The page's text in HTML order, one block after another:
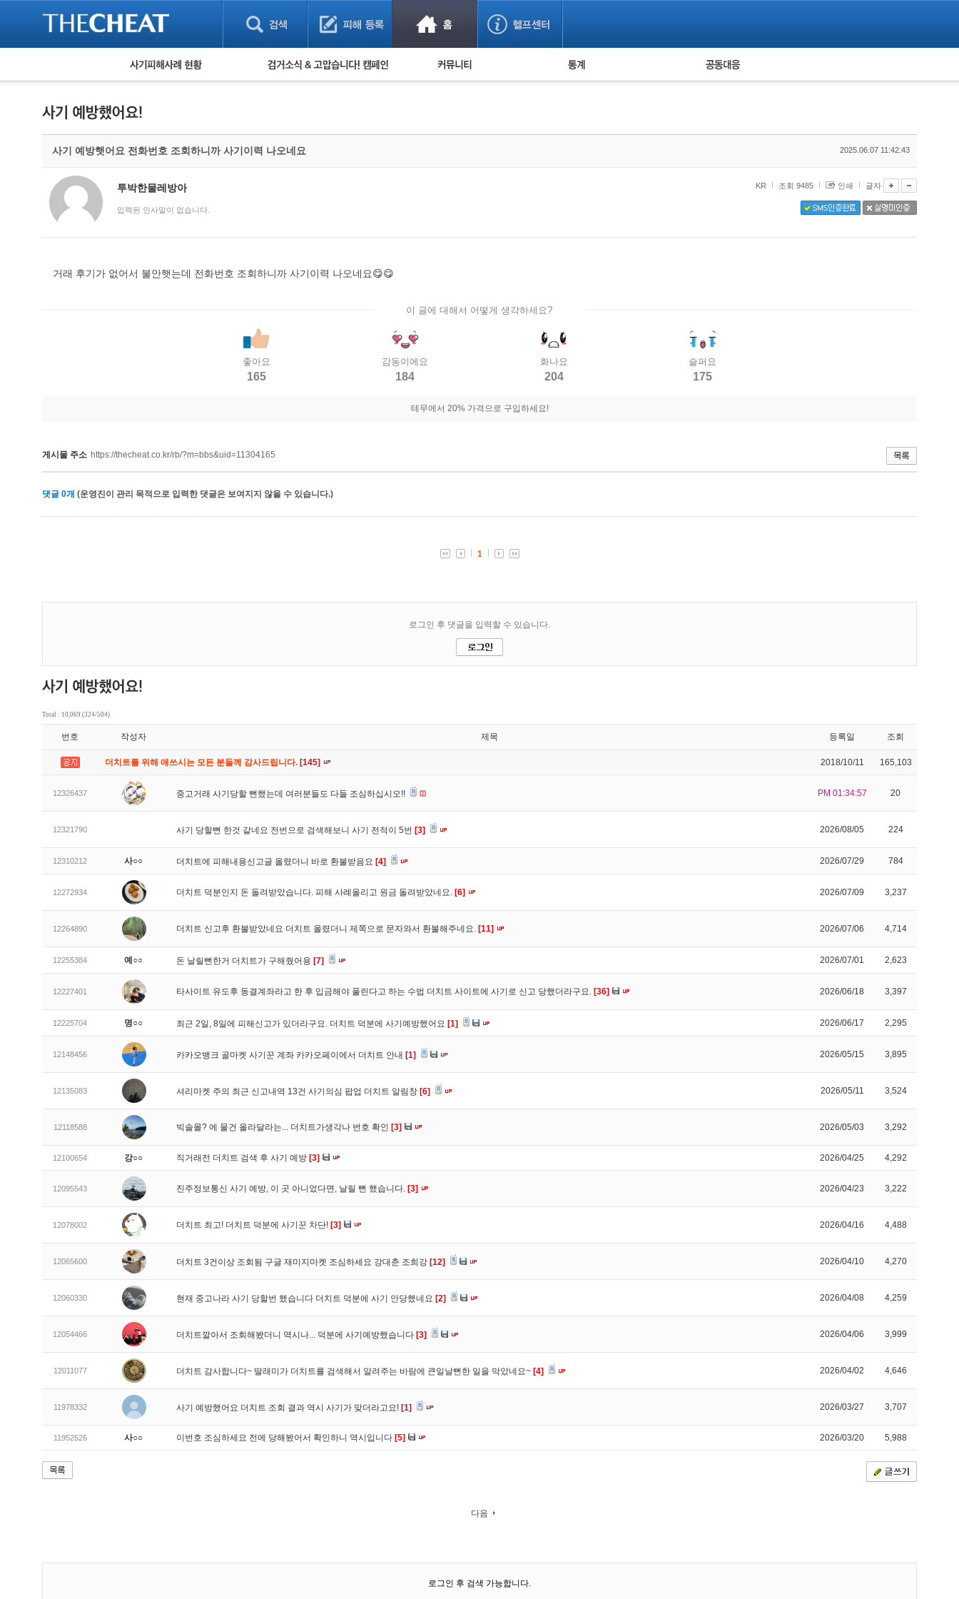
피해사례 현황
게임 · 비실물 피해사례
보이스피싱 피해사례
유해사이트 목록
비공개 피해사례
검거 소식 사기 예방했어요! 누적 피해사례 통계 피해자 공동대응
사기 예방햇어요 전화번호 조회하니까 사기이력 나오네요 2025.06.07 11:42:43
투박한물레방아
입력된 인사말이 없습니다.
KR 조회 9485 인쇄 글자
거래 후기가 없어서 불안햇는데 전화번호 조회하니까 사기이력 나오네요😋😋
이 글에 대해서 어떻게 생각하세요?
좋아요
165
감동이에요
184
화나요
204
슬퍼요
175
테무에서 20% 가격으로 구입하세요!
게시물 주소 https://thecheat.co.kr/rb/?m=bbs&uid=11304165
댓글 0개 (운영진이 관리 목적으로 입력한 댓글은 보여지지 않을 수 있습니다.)
Total : 10,069 (324/504)
번호 작성자 제목 등록일 조회
더치트를 위해 애쓰시는 모든 분들께 감사드립니다. [145] 2018/10/11 165,103
12326437 중고거래 사기당할 뻔했는데 여러분들도 다들 조심하십시오!! PM 01:34:57 20
12321790 사기 당할뻔 한것 같네요 전번으로 검색해보니 사기 전적이 5번 [3] 2026/08/05 224
12310212 사○○ 더치트에 피해내용신고글 올렸더니 바로 환불받음요 [4] 2026/07/29 784
12272934 더치트 덕분인지 돈 돌려받았습니다. 피해 사례올리고 원금 돌려받았네요. [6] 2026/07/09 3,237
12264890 더치트 신고후 환불받았네요 더치트 올렸더니 제쪽으로 문자와서 환불해주네요. [11] 2026/07/06 4,714
12255384 예○○ 돈 날릴뻔한거 더치트가 구해줬어용 [7] 2026/07/01 2,623
12227401 타사이트 유도후 동결계좌라고 한 후 입금해야 풀린다고 하는 수법 더치트 사이트에 사기로 신고 당했더라구요. [36] 2026/06/18 3,397
12225704 명○○ 최근 2일, 8일에 피해신고가 있더라구요. 더치트 덕분에 사기예방했어요 [1] 2026/06/17 2,295
12148456 카카오뱅크 골마켓 사기꾼 계좌 카카오페이에서 더치트 안내 [1] 2026/05/15 3,895
12135083 셔리마켓 주의 최근 신고내역 13건 사기의심 팝업 더치트 알림창 [6] 2026/05/11 3,524
12118588 빅솔몰? 에 물건 올라달라는... 더치트가생각나 번호 확인 [3] 2026/05/03 3,292
12100654 강○○ 직거래전 더치트 검색 후 사기 예방 [3] 2026/04/25 4,292
12095543 진주정보통신 사기 예방, 이 곳 아니었다면, 날릴 뻔 했습니다. [3] 2026/04/23 3,222
12078002 더치트 최고! 더치트 덕분에 사기꾼 차단! [3] 2026/04/16 4,488
12065600 더치트 3건이상 조회됨 구글 재미지마켓 조심하세요 강대춘 조희강 [12] 2026/04/10 4,270
12060330 현재 중고나라 사기 당할번 했습니다 더치트 덕분에 사기 안당했네요 [2] 2026/04/08 4,259
12054466 더치트깔아서 조회해봤더니 역시나... 덕분에 사기예방했습니다 [3] 2026/04/06 3,999
12011077 더치트 감사합니다~ 딸래미가 더치트를 검색해서 알려주는 바람에 큰일날뻔한 일을 막았네요~ [4] 2026/04/02 4,646
11978332 사기 예방했어요 더치트 조회 결과 역시 사기가 맞더라고요! [1] 2026/03/27 3,707
11952526 사○○ 이번호 조심하세요 전에 당해봤어서 확인하니 역시입니다 [5] 2026/03/20 5,988
다음
로그인 후 검색 가능합니다.